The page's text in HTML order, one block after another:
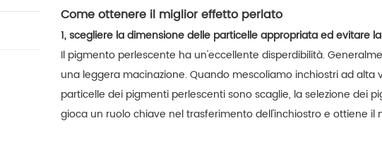
Come ottenere il miglior effetto perlato
1, scegliere la dimensione delle particelle appropriata ed evitare
Il pigmento perlescente ha un'eccellente disperdibilità.
una leggera macinazione. Quando mescoliamo inchiostri ad
particelle dei pigmenti perlescenti sono scaglie, la selezione dei
gioca un ruolo chiave nel trasferimento dell'inchiostro e ottiene il